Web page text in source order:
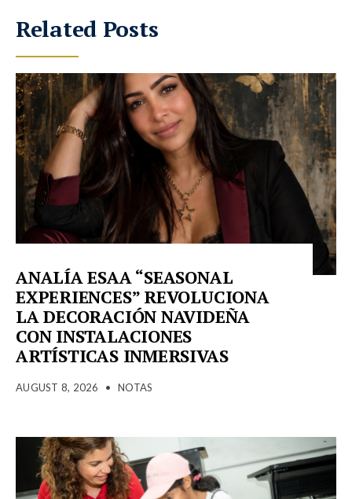
Related Posts
ANALÍA ESAA “SEASONAL
EXPERIENCES” REVOLUCIONA
LA DECORACIÓN NAVIDEÑA
CON INSTALACIONES
ARTÍSTICAS INMERSIVAS
AUGUST 8, 2026 • NOTAS